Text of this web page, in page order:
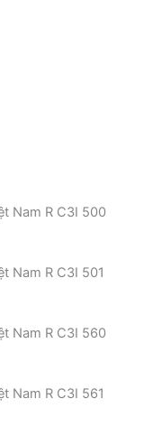
Nam R C3I 500
Nam R C3I 501
Nam R C3I 560
Nam R C3I 561